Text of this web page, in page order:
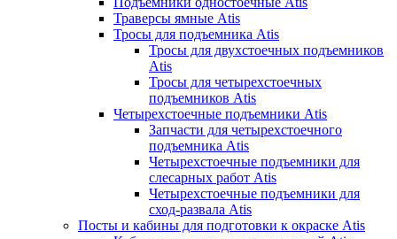
Траверсы ямные Atis
Тросы для подъемника Atis
Тросы для двухстоечных подъемников
Atis
Тросы для четырехстоечных
подъемников Atis
Четырехстоечные подъемники Atis
Запчасти для четырехстоечного
подъемника Atis
Четырехстоечные подъемники для
слесарных работ Atis
Четырехстоечные подъемники для
сход-развала Atis
Посты и кабины для подготовки к окраске Atis